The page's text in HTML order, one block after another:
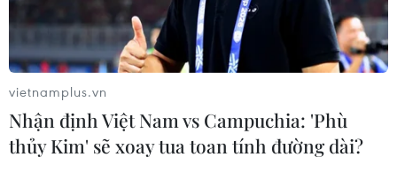
vietnamplus.vn
Nhận định Việt Nam vs Campuchia: 'Phù
thủy Kim' sẽ xoay tua toan tính đường dài?